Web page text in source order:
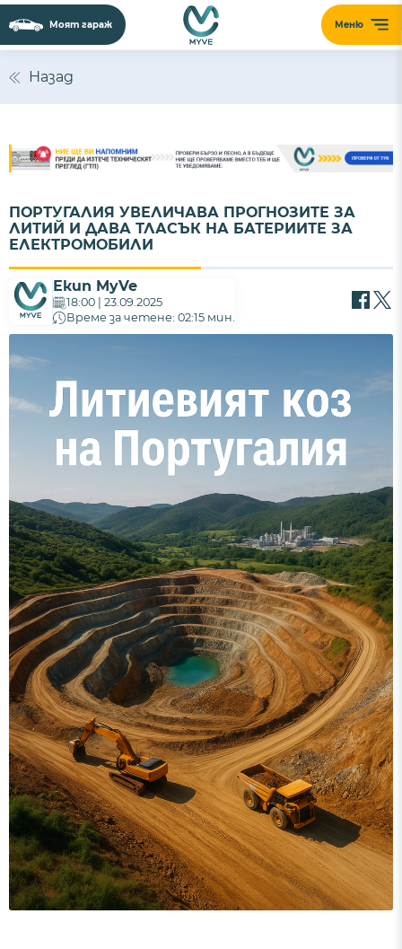
Меню
Моят гараж
Назад
ПОРТУГАЛИЯ УВЕЛИЧАВА ПРОГНОЗИТЕ ЗА
ЛИТИЙ И ДАВА ТЛАСЪК НА БАТЕРИИТЕ ЗА
ЕЛЕКТРОМОБИЛИ
Екип MyVe
18:00 | 23.09.2025
Време за четене: 02:15 мин.